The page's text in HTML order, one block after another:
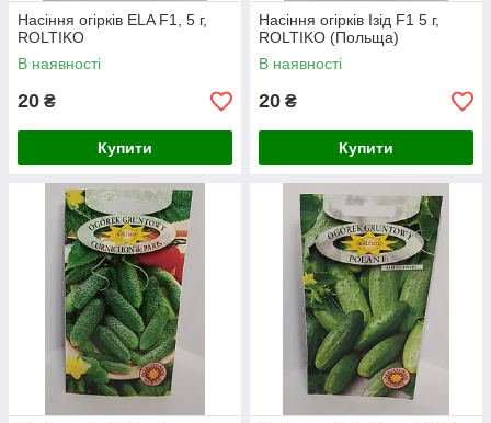
Насіння огірків ELA F1, 5 г,
ROLTIKO
В наявності
20 ₴
Купити
Насіння огірків Ізід F1 5 г,
ROLTIKO (Польща)
В наявності
20 ₴
Купити